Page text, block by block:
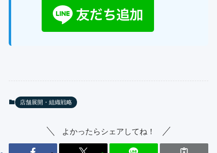
店舗展開・組織戦略
よかったらシェアしてね！